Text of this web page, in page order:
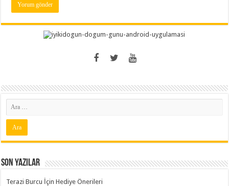
Son Yazılar
Terazi Burcu İçin Hediye Önerileri